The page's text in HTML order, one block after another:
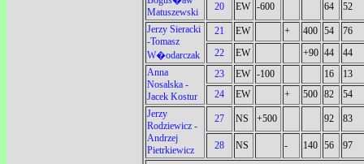
Matuszewski
20 EW -600 64
52
Jerzy Sieracki
-Tomasz
W�odarczak
21 EW + 400 54
76
22
EW +90 44
44
Anna
Nosalska -
Jacek Kostur
23 EW -100 16
13
24
EW + 500 82
54
Jerzy
Rodziewicz -
Andrzej
Pietrkiewicz
27 NS +500 92 83
28 NS - 140 56 97